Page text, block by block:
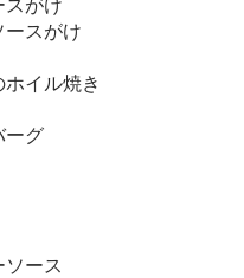
スがけ
スがけ
イル焼き
ーグ
ース